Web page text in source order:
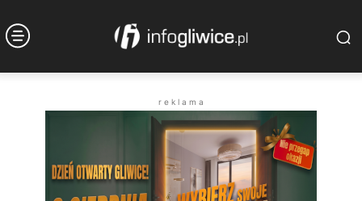
r e k l a m a